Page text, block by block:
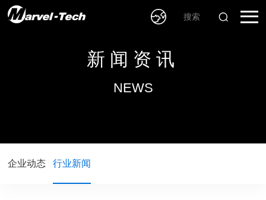
新闻资讯
NEWS
企业动态 行业新闻